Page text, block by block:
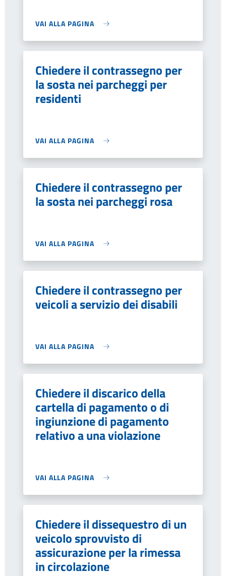
VAI ALLA PAGINA
Chiedere il contrassegno per
la sosta nei parcheggi per
residenti
VAI ALLA PAGINA
Chiedere il contrassegno per
la sosta nei parcheggi rosa
VAI ALLA PAGINA
Chiedere il contrassegno per
veicoli a servizio dei disabili
VAI ALLA PAGINA
Chiedere il discarico della
cartella di pagamento o di
ingiunzione di pagamento
relativo a una violazione
VAI ALLA PAGINA
Chiedere il dissequestro di un
veicolo sprovvisto di
assicurazione per la rimessa
in circolazione